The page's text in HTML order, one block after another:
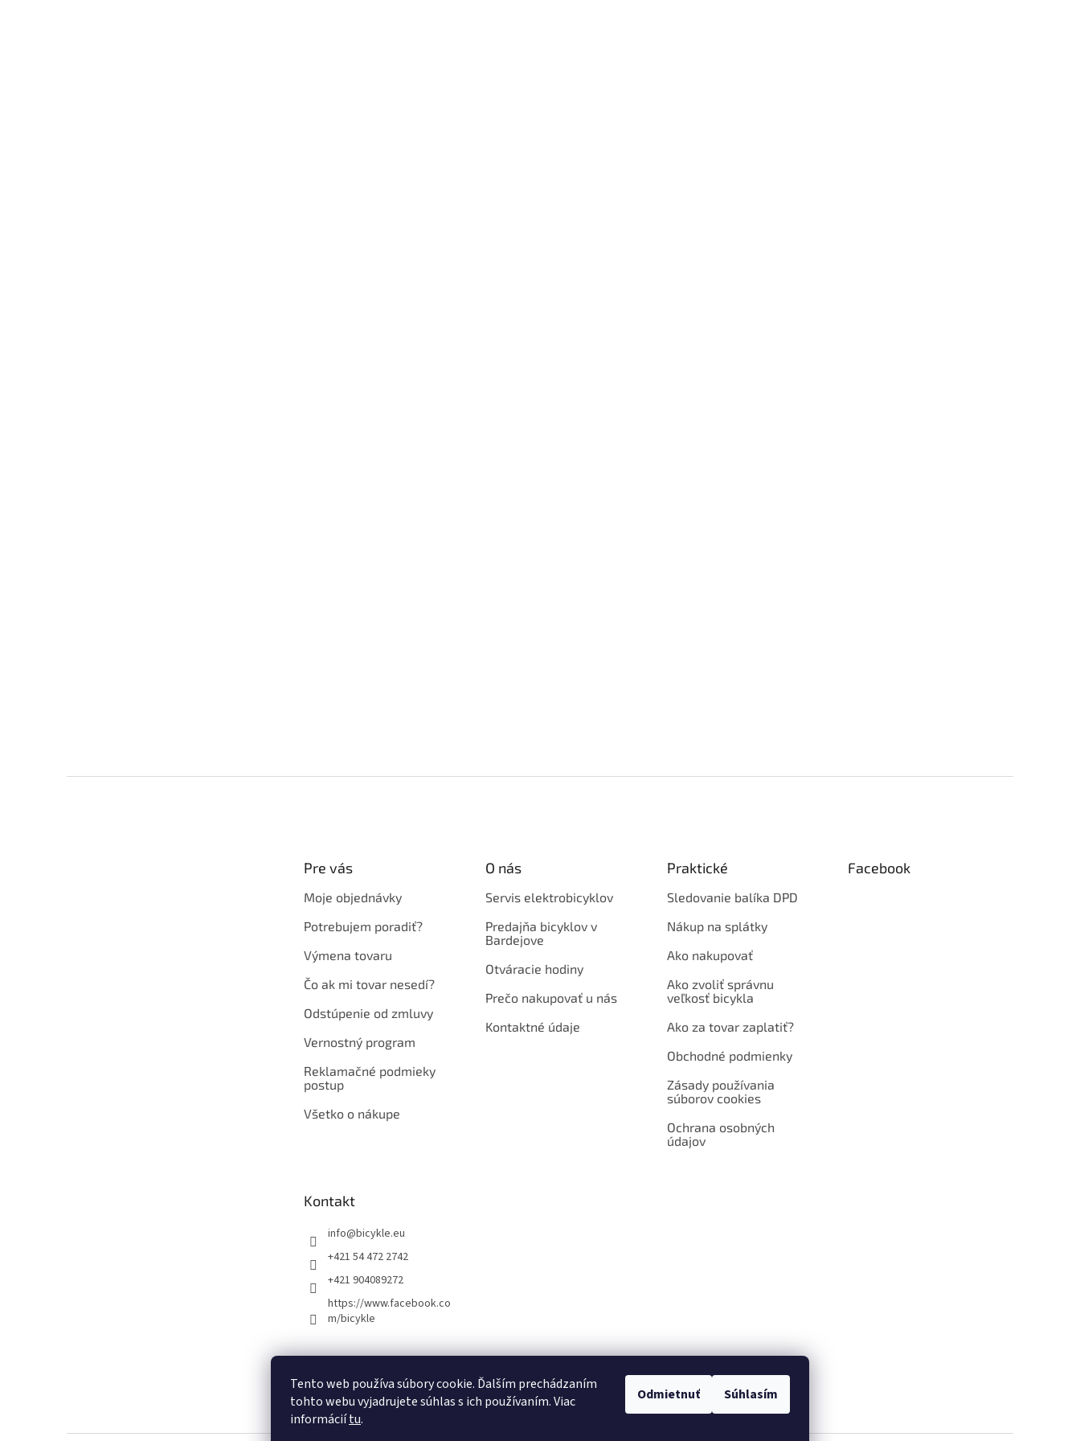
Tento web používa súbory cookie. Ďalším prechádzaním
tohto webu vyjadrujete súhlas s ich používaním. Viac
informáciítu.
Odmietnuť Súhlasím
Pre vás
Moje objednávky
Potrebujem poradiť?
Výmena tovaru
Čo ak mi tovar nesedí?
Odstúpenie od zmluvy
Vernostný program
Reklamačné podmieky
postup
Všetko o nákupe
O nás
Servis elektrobicyklov
Predajňa bicyklov v
Bardejove
Otváracie hodiny
Prečo nakupovať u nás
Kontaktné údaje
Praktické
Sledovanie balíka DPD
Nákup na splátky
Ako nakupovať
Ako zvoliť správnu
veľkosť bicykla
Ako za tovar zaplatiť?
Obchodné podmienky
Zásady používania
súborov cookies
Ochrana osobných
údajov
Facebook
Kontakt
info@bicykle.eu
+421 54 472 2742
+421 904089272
https://www.facebook.co
m/bicykle